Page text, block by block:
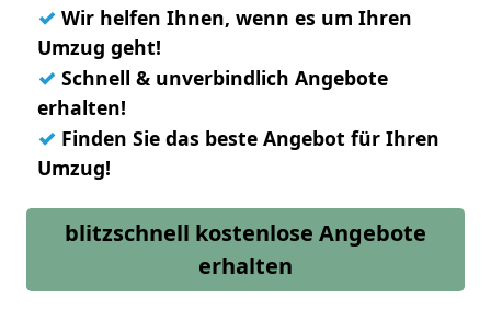
✓ Wir helfen Ihnen, wenn es um Ihren
Umzug geht!
✓ Schnell & unverbindlich Angebote
erhalten!
✓ Finden Sie das beste Angebot für Ihren
Umzug!
blitzschnell kostenlose Angebote
erhalten